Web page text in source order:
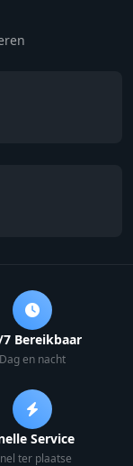
7 Bereikbaar
Dag en nacht
Service
ter plaatse